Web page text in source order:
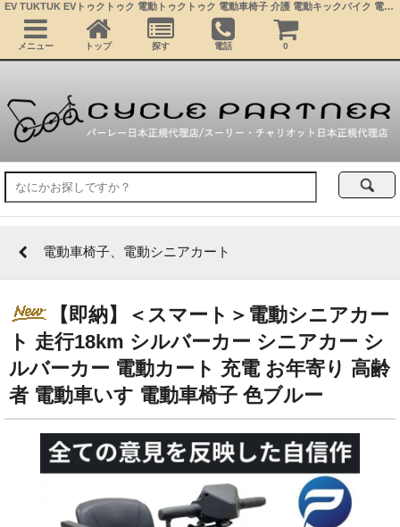
電動車椅子、電動シニアカート
【即納】＜スマート＞電動シニアカー
ト 走行18km シルバーカー シニアカー シ
ルバーカー 電動カート 充電 お年寄り 高齢
者 電動車いす 電動車椅子 色ブルー
EV TUKTUK EVトゥクトゥク 電動トゥクトゥク 電動車椅子 介護 電動キックバイク 電動ミニカー 公道走行可能 屋根付きバイク 超小型モビリティー 4輪車 移動 充電 学生 近距離通勤 コムス サイクルトレーラー ベビーカー
メニュー トップ 探す 電話 0